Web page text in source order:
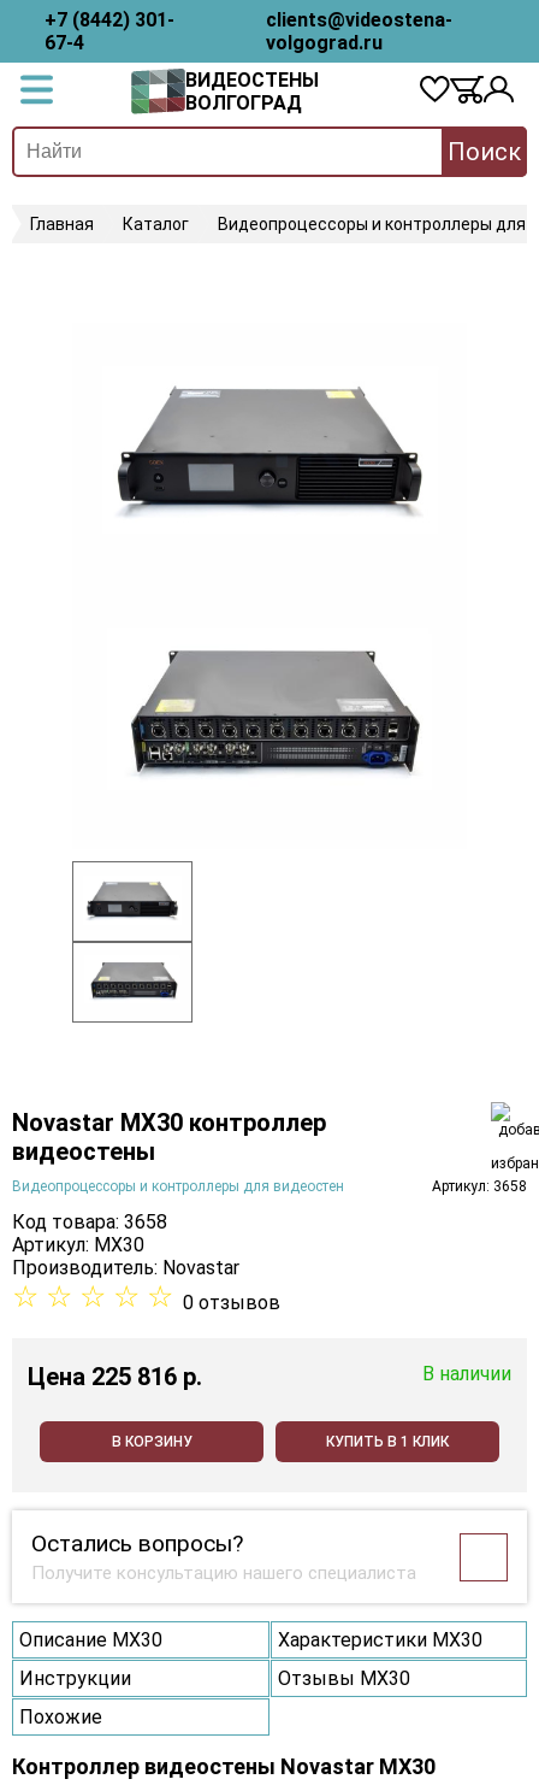
+7 (8442) 301-
67-4
clients@videostena-
volgograd.ru
ВИДЕОСТЕНЫ
ВОЛГОГРАД
Поиск
Главная Каталог Видеопроцессоры и контроллеры для
Novastar MX30 контроллер
видеостены
Видеопроцессоры и контроллеры для видеостен Артикул: 3658
Код товара: 3658
Артикул: MX30
Производитель: Novastar
☆ ☆ ☆ ☆ ☆ 0 отзывов
Цена 225 816 p. В наличии
В КОРЗИНУ КУПИТЬ В 1 КЛИК
Остались вопросы?
Получите консультацию нашего специалиста
Описание MX30
Характеристики MX30
Инструкции
Отзывы MX30
Похожие
Контроллер видеостены Novastar MX30